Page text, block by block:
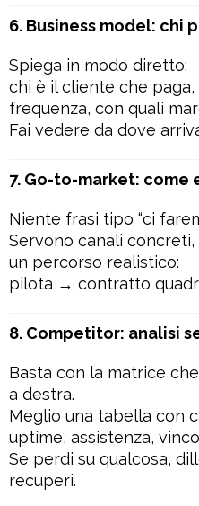
6. Business model: chi
Spiega in modo diretto:
chi è il cliente che
frequenza, con quali
Fai vedere da dove
7. Go-to-market: come
Niente frasi tipo “ci
Servono canali
un percorso realistico:
pilota → contratto
8. Competitor: analisi
Basta con la matrice
a destra.
Meglio una tabella con
uptime, assistenza,
Se perdi su qualcosa,
recuperi.